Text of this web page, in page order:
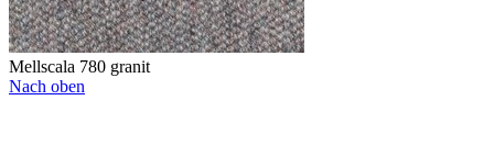
Mellscala 780 granit
Nach oben